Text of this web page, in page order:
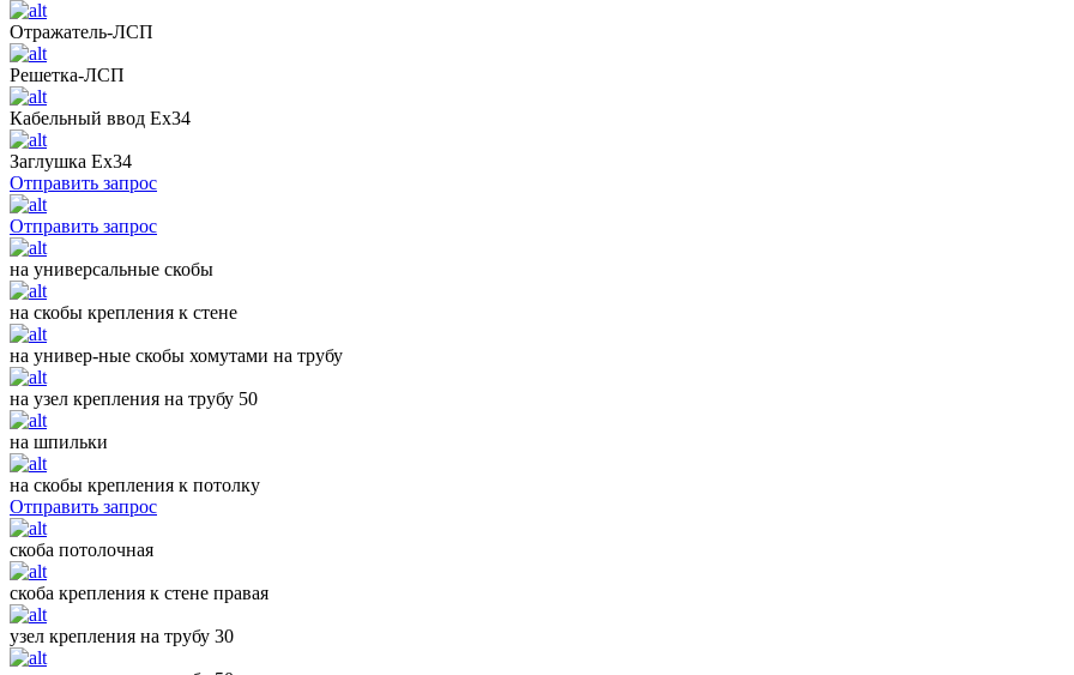
Отражатель-ЛСП
Решетка-ЛСП
Кабельный ввод Ех34
Заглушка Ех34
Отправить запрос
Отправить запрос
на универсальные скобы
на скобы крепления к стене
на универ-ные скобы хомутами на трубу
на узел крепления на трубу 50
на шпильки
на скобы крепления к потолку
Отправить запрос
скоба потолочная
скоба крепления к стене правая
узел крепления на трубу 30